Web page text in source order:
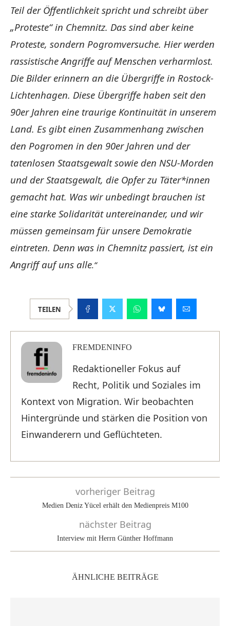
Teil der Öffentlichkeit spricht und schreibt über
„Proteste“ in Chemnitz. Das sind aber keine
Proteste, sondern Pogromversuche. Hier werden
rassistische Angriffe auf Menschen verharmlost.
Die Bilder erinnern an die Übergriffe in Rostock-
Lichtenhagen. Diese Übergriffe haben seit den
90er Jahren eine traurige Kontinuität in unserem
Land. Es gibt einen Zusammenhang zwischen
den Pogromen in den 90er Jahren und der
tatenlosen Staatsgewalt sowie den NSU-Morden
und der Staatsgewalt, die Opfer zu Täter*innen
gemacht hat. Was wir unbedingt brauchen ist
eine starke Solidarität untereinander, und wir
müssen gemeinsam für unsere Demokratie
eintreten. Denn was in Chemnitz passiert, ist ein
Angriff auf uns alle.“
TEILEN
FREMDENINFO
Redaktioneller Fokus auf
Recht, Politik und Soziales im
Kontext von Migration. Wir beobachten
Hintergründe und stärken die Position von
Einwanderern und Geflüchteten.
vorheriger Beitrag
Medien Deniz Yücel erhält den Medienpreis M100
nächster Beitrag
Interview mit Herrn Günther Hoffmann
ÄHNLICHE BEITRÄGE